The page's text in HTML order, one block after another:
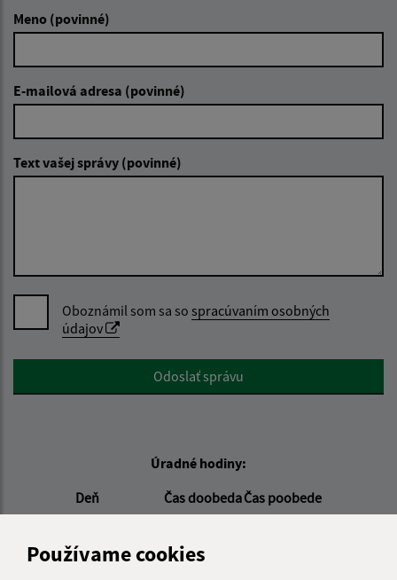
Používame cookies
Meno (povinné)
E-mailová adresa (povinné)
Text vašej správy (povinné)
Oboznámil som sa so spracúvaním osobných
údajov
Google reCaptcha ResponseOdoslať správu
Úradné hodiny:
Deň
Čas doobedaČas poobede
Utorok:
nestránkový deň
Streda:
08:00 - 12:00